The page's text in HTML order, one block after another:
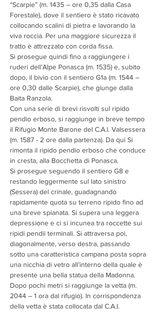
“Scarpie” (m. 1435 – ore 0,35 dalla Casa
Forestale), dove il sentiero è stato ricavato
collocando scalini di pietra e lavorando la
viva roccia. Per una maggiore sicurezza il
tratto è attrezzato con corda fissa.
Si prosegue quindi fino a raggiungere i
ruderi dell’Alpe Ponasca (m. 1535) e, subito
dopo, il bivio con il sentiero G1a (m. 1544 –
ore 0,30 dalle Scarpie), che giunge dalla
Baita Ranzola.
Con una serie di brevi risvolti sul ripido
pendio erboso, si raggiunge in breve tempo
il Rifugio Monte Barone del C.A.I. Valsessera
(m. 1587 - 2 ore dalla partenza). Da qui Si
rimonta il ripido pendio erboso che conduce
in cresta, alla Bocchetta di Ponasca.
Si prosegue seguendo il sentiero G8 e
restando leggermente sul lato sinistro
(Sessera) del crinale, guadagnando
rapidamente quota su terreno ripido fino ad
una breve spianata. Si supera una leggera
depressione e ci si incunea tra roccette sui
ripidi pendii terminali. Si attraversa poi,
diagonalmente, verso destra, passando
sotto una caratteristica campana posta sopra
una nicchia di vetro all’interno della quale è
presente una bella statua della Madonna.
Dopo pochi metri si raggiunge la vetta (m.
2044 – 1 ora dal rifugio). In corrispondenza
della vetta è stata collocata dal C.A.I.